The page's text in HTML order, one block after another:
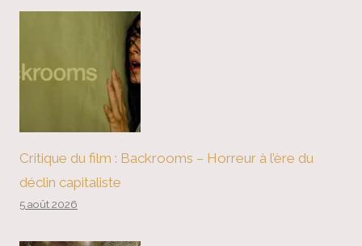
Critique du film : Backrooms – Horreur à l’ère du
déclin capitaliste
5 août 2026